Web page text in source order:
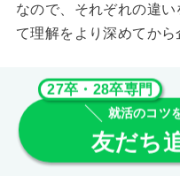
なので、それぞれの違
て理解をより深めてから
27卒・28卒専門
就活のコツ
友だち